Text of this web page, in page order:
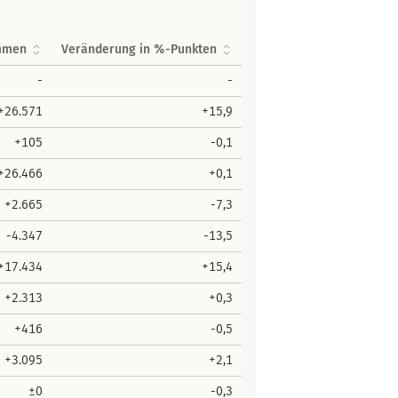
Veränderung in %-Punkten
- -
+15,9
+105 -0,1
+0,1
+2.665 -7,3
-4.347 -13,5
+15,4
+2.313 +0,3
+416 -0,5
+3.095 +2,1
±0 -0,3